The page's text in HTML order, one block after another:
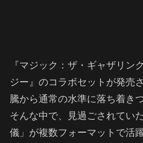
『マジック：ザ・ギャザリン
ジー』のコラボセットが発売
騰から通常の水準に落ち着き
そんな中で、見過ごされてい
儀」が複数フォーマットで活